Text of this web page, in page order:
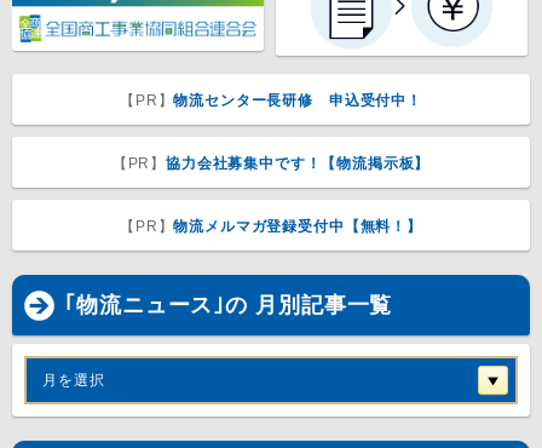
【PR】物流センター長研修 申込受付中！
【PR】協力会社募集中です！【物流掲示板】
【PR】物流メルマガ登録受付中【無料！】
｢物流ニュース｣の 月別記事一覧
月を選択